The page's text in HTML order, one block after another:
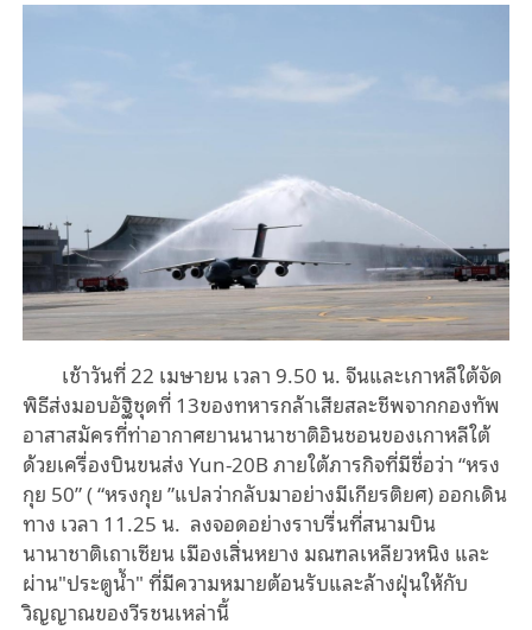
เช้าวันที่ 22 เมษายน เวลา 9.50 น. จีนและเกาหลีใต้จัด
พิธีส่งมอบอัฐิชุดที่ 13ของทหารกล้าเสียสละชีพจากกองทัพ
อาสาสมัครที่ท่าอากาศยานนานาชาติอินชอนของเกาหลีใต้
ด้วยเครื่องบินขนส่ง Yun-20Bภายใต้ภารกิจที่มีชื่อว่า“หรง
กุย 50”(“หรงกุย”แปลว่ากลับมาอย่างมีเกียรติยศ) ออกเดิน
ทาง เวลา 11.25 น. ลงจอดอย่างราบรื่นที่สนามบิน
นานาชาติเถาเซียนเมืองเสิ่นหยาง มณฑลเหลียวหนิง และ
ผ่าน"ประตูน้ำ" ที่มีความหมายต้อนรับและล้างฝุ่นให้กับ
วิญญาณของวีรชนเหล่านี้